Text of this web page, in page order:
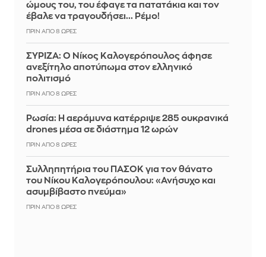
ώμους του, του έφαγε τα πατατάκια και τον
έβαλε να τραγουδήσει... Ρέμο!
ΠΡΙΝ ΑΠΌ 8 ΏΡΕΣ
ΣΥΡΙΖΑ: Ο Νίκος Καλογερόπουλος άφησε
ανεξίτηλο αποτύπωμα στον ελληνικό
πολιτισμό
ΠΡΙΝ ΑΠΌ 8 ΏΡΕΣ
Ρωσία: Η αεράμυνα κατέρριψε 285 ουκρανικά
drones μέσα σε διάστημα 12 ωρών
ΠΡΙΝ ΑΠΌ 8 ΏΡΕΣ
Συλληπητήρια του ΠΑΣΟΚ για τον θάνατο
του Νίκου Καλογερόπουλου: «Ανήσυχο και
ασυμβίβαστο πνεύμα»
ΠΡΙΝ ΑΠΌ 8 ΏΡΕΣ